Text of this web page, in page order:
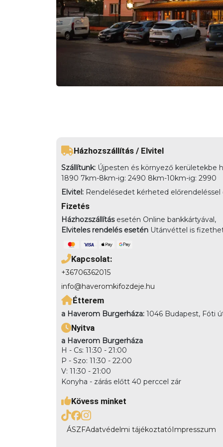
Házhozszállítás / Elvitel
Szállítunk: Újpesten és környező kerületekbe
1890 7km-8km-ig: 2490 8km-10km-ig: 2990
Elvitel: Rendelésedet kérheted előrendeléssel
Fizetés
Házhozszállításesetén Online bankkártyával,
Elviteles rendelés esetén Utánvéttel is
Kapcsolat:
+36706362015
info@haveromkifozdeje.hu
Étterem
a Haverom Burgerháza: 1046 Budapest, Fóti
Nyitva
a Haverom Burgerháza
H - Cs: 11:30 - 21:00
P - Szo: 11:30 - 22:00
V: 11:30 - 21:00
Konyha - zárás előtt 40 perccel zár
Kövess minket
ÁSZFAdatvédelmi tájékoztatóImpresszum